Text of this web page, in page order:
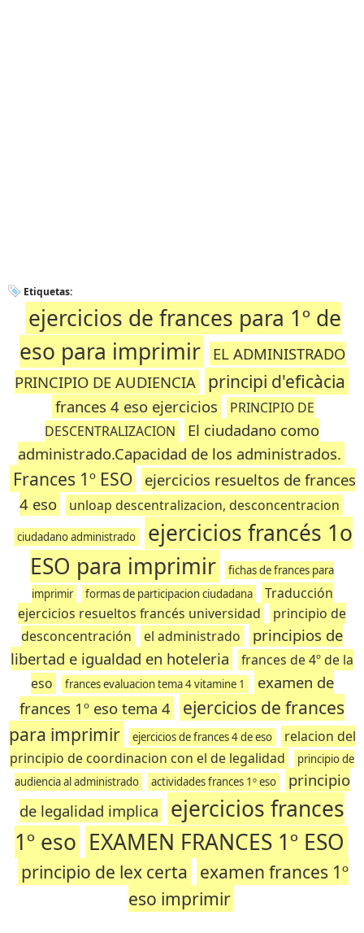
Etiquetas:
ejercicios de frances para 1º de
eso para imprimir
EL ADMINISTRADO
PRINCIPIO DE AUDIENCIA
principi d'eficàcia
frances 4 eso ejercicios
PRINCIPIO DE
DESCENTRALIZACION
El ciudadano como
administrado.Capacidad de los administrados.
Frances 1º ESO
ejercicios resueltos de frances
4 eso
unloap descentralizacion, desconcentracion
ciudadano administrado
ejercicios francés 1o
ESO para imprimir
fichas de frances para
imprimir
formas de participacion ciudadana
Traducción
ejercicios resueltos francés universidad
principio de
desconcentración
el administrado
principios de
libertad e igualdad en hoteleria
frances de 4º de la
eso
frances evaluacion tema 4 vitamine 1
examen de
frances 1º eso tema 4
ejercicios de frances
para imprimir
ejercicios de frances 4 de eso
relacion del
principio de coordinacion con el de legalidad
principio de
audiencia al administrado
actividades frances 1º eso
principio
de legalidad implica
ejercicios frances
1º eso EXAMEN FRANCES 1º ESO
principio de lex certa examen frances 1º
eso imprimir